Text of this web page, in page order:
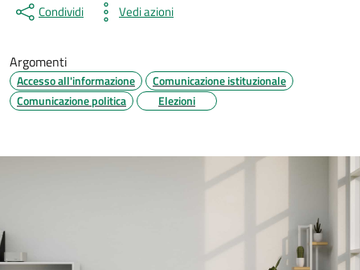
Condividi Vedi azioni
Argomenti
Accesso all'informazione
Comunicazione istituzionale
Comunicazione politica
Elezioni